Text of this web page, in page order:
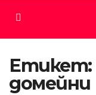
Етикет:
домейни